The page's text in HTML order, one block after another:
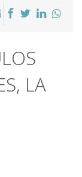
LA